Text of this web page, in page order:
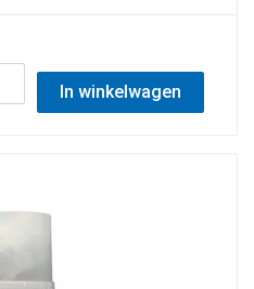
In winkelwagen